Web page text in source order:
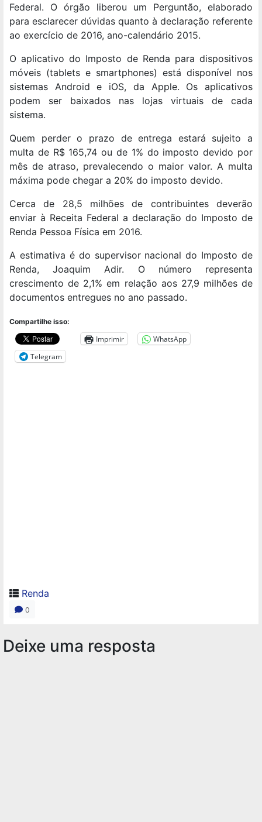
Federal. O órgão liberou um Perguntão, elaborado
para esclarecer dúvidas quanto à declaração referente
ao exercício de 2016, ano-calendário 2015.
O aplicativo do Imposto de Renda para dispositivos
móveis (tablets e smartphones) está disponível nos
sistemas Android e iOS, da Apple. Os aplicativos
podem ser baixados nas lojas virtuais de cada
sistema.
Quem perder o prazo de entrega estará sujeito a
multa de R$ 165,74 ou de 1% do imposto devido por
mês de atraso, prevalecendo o maior valor. A multa
máxima pode chegar a 20% do imposto devido.
Cerca de 28,5 milhões de contribuintes deverão
enviar à Receita Federal a declaração do Imposto de
Renda Pessoa Física em 2016.
A estimativa é do supervisor nacional do Imposto de
Renda, Joaquim Adir. O número representa
crescimento de 2,1% em relação aos 27,9 milhões de
documentos entregues no ano passado.
Compartilhe isso:
Imprimir
WhatsApp
Telegram
Renda
0
Deixe uma resposta